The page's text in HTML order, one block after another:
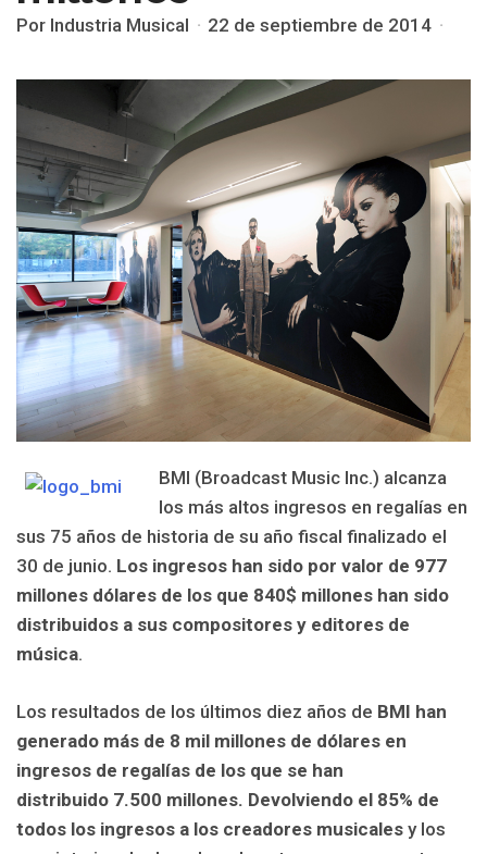
Por Industria Musical 22 de septiembre de 2014
BMI (Broadcast Music Inc.) alcanza
los más altos ingresos en regalías en
sus 75 años de historia de su año fiscal finalizado el
30 de junio. Los ingresos han sido por valor de 977
millones dólares de los que 840$ millones han sido
distribuidos a sus compositores y editores de
música.
Los resultados de los últimos diez años de BMI han
generado más de 8 mil millones de dólares en
ingresos de regalías de los que se han
distribuido 7.500 millones. Devolviendo el 85% de
todos los ingresos a los creadores musicales y los